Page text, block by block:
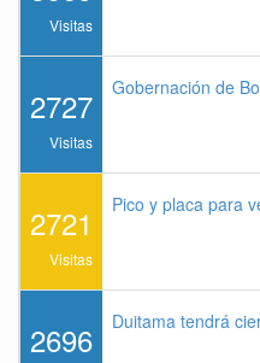
Visitas
2727
Visitas
Gobernación de
2721
Visitas
Pico y placa para
2696 Duitama tendrá